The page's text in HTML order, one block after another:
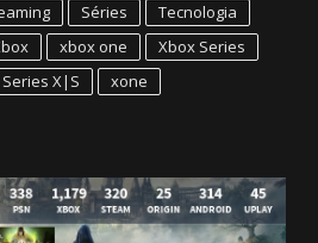
Séries
Tecnologia
xbox one
Xbox Series
X|S xone